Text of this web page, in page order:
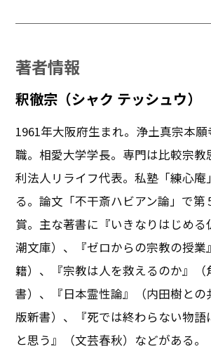
著者情報
釈徹宗（シャク テッシュウ）
1961年大阪府生まれ。浄土真宗本
職。相愛大学学長。専門は比較宗教
利法人リライフ代表。私塾「練心庵
る。論文「不干斎ハビアン論」で第
賞。主な著書に『いきなりはじめる
潮文庫）、『ゼロからの宗教の授業
籍）、『宗教は人を救えるのか』（
書）、『日本霊性論』（内田樹との
版新書）、『死では終わらない物語
と思う』（文芸春秋）などがある。